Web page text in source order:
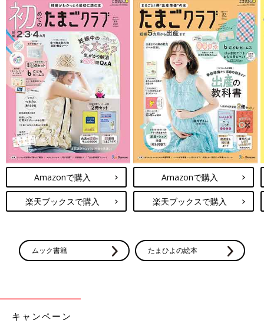
Amazonで購入
楽天ブックスで購入
Amazonで購入
楽天ブックスで購入
ムック書籍 たまひよの絵本
キャンペーン